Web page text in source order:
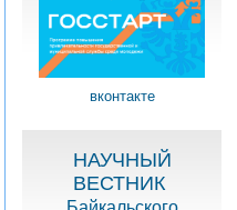
вконтакте
НАУЧНЫЙ
ВЕСТНИК